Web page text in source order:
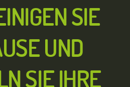
SIE
UND
SIE IHRE